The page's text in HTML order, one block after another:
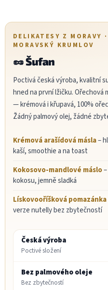
DELIKATESY Z MORAVY
MORAVSKÝ KRUMLOV
🥜 Šufan
Poctivá česká výroba, kvalitní
hned na první lžičku.
— krémová i křupavá, 100%
Žádný palmový olej, žádné
Krémová arašídová másla–
kaší, smoothie a na toast
Kokosovo-mandlové máslo
kokosu, jemně sladká
Lískovooříšková
verze nutelly bez zbytečností
Česká výroba
Poctivé složení
Bez palmového oleje
Bez zbytečností